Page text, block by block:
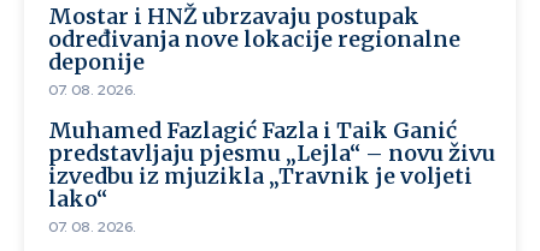
Mostar i HNŽ ubrzavaju postupak
određivanja nove lokacije regionalne
deponije
07. 08. 2026.
Muhamed Fazlagić Fazla i Taik Ganić
predstavljaju pjesmu „Lejla“ – novu živu
izvedbu iz mjuzikla „Travnik je voljeti
lako“
07. 08. 2026.